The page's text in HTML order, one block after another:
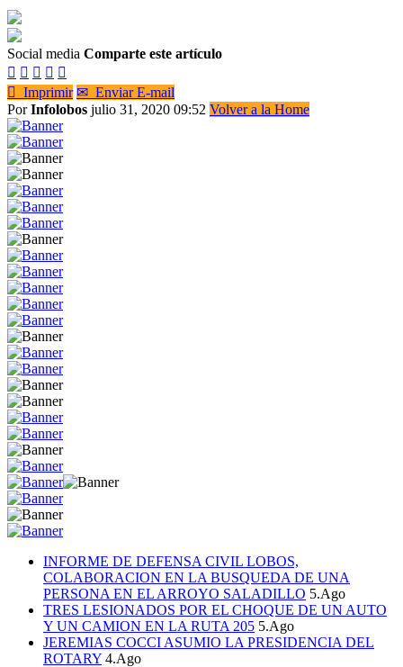
Social media Comparte este artículo
    
 Imprimir ✉ Enviar E-mail
PorInfolobos julio 31, 2020 09:52 Volver a la Home
INFORME DE DEFENSA CIVIL LOBOS,
COLABORACION EN LA BUSQUEDA DE UNA
PERSONA EN EL ARROYO SALADILLO 5.Ago
TRES LESIONADOS POR EL CHOQUE DE UN AUTO
Y UN CAMION EN LA RUTA 205 5.Ago
JEREMIAS COCCI ASUMIO LA PRESIDENCIA DEL
ROTARY 4.Ago